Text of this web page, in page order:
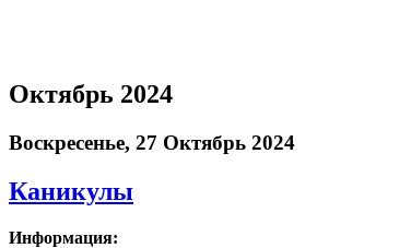
Октябрь 2024
Воскресенье, 27 Октябрь 2024
Каникулы
Информация: